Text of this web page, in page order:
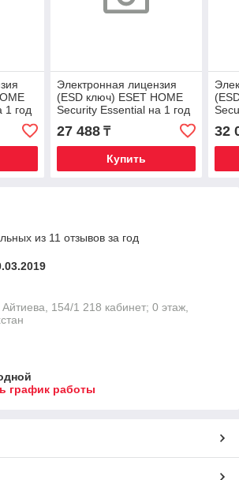
1 год
Электронная лицензия
(ESD ключ) ESET HOME
Security Essential на 1 год
27 488₸
Купить
32
из 11 отзывов за год
154/1​ 218 кабинет; 0 этаж,
график работы